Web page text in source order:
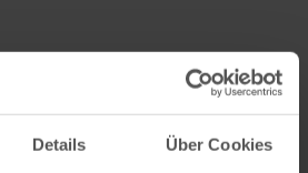
Details Über Cookies